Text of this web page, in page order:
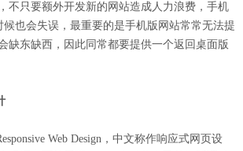
只要额外开发新的网站造成人力浪费，手机
候也会失误，最重要的是手机版网站常常无法提
缺东缺西，因此同常都要提供一个返回桌面版
Web Design，中文称作响应式网页设